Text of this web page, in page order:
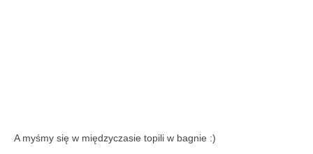
A myśmy się w międzyczasie topili w bagnie :)